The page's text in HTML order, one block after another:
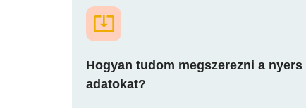
Hogyan tudom megszerezni a nyers
adatokat?